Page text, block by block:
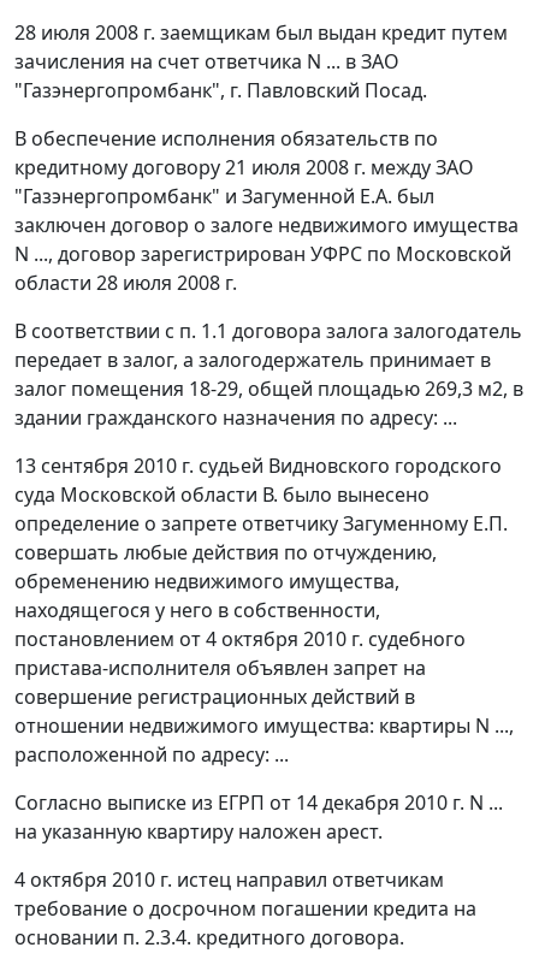
28 июля 2008 г. заемщикам был выдан кредит путем
зачисления на счет ответчика N ... в ЗАО
"Газэнергопромбанк", г. Павловский Посад.
В обеспечение исполнения обязательств по
кредитному договору 21 июля 2008 г. между ЗАО
"Газэнергопромбанк" и Загуменной Е.А. был
заключен договор о залоге недвижимого имущества
N ..., договор зарегистрирован УФРС по Московской
области 28 июля 2008 г.
В соответствии с п. 1.1 договора залога залогодатель
передает в залог, а залогодержатель принимает в
залог помещения 18-29, общей площадью 269,3 м2, в
здании гражданского назначения по адресу: ...
13 сентября 2010 г. судьей Видновского городского
суда Московской области В. было вынесено
определение о запрете ответчику Загуменному Е.П.
совершать любые действия по отчуждению,
обременению недвижимого имущества,
находящегося у него в собственности,
постановлением от 4 октября 2010 г. судебного
пристава-исполнителя объявлен запрет на
совершение регистрационных действий в
отношении недвижимого имущества: квартиры N ...,
расположенной по адресу: ...
Согласно выписке из ЕГРП от 14 декабря 2010 г. N ...
на указанную квартиру наложен арест.
4 октября 2010 г. истец направил ответчикам
требование о досрочном погашении кредита на
основании п. 2.3.4. кредитного договора.